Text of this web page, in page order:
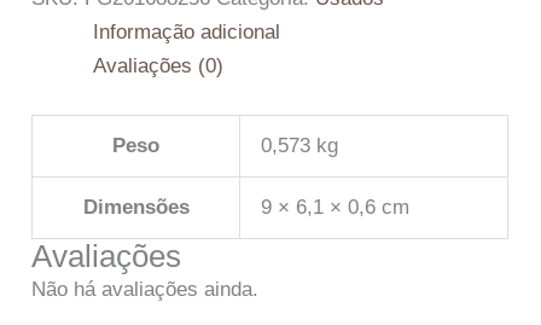
Informação adicional
Avaliações (0)
Peso 0,573 kg
Dimensões 9 × 6,1 × 0,6 cm
Avaliações
Não há avaliações ainda.